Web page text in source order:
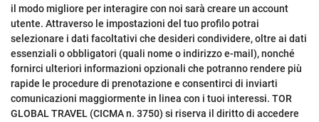
il modo migliore per interagire con noi sarà creare un account
utente. Attraverso le impostazioni del tuo profilo potrai
selezionare i dati facoltativi che desideri condividere, oltre ai dati
essenziali o obbligatori (quali nome o indirizzo e-mail), nonché
fornirci ulteriori informazioni opzionali che potranno rendere più
rapide le procedure di prenotazione e consentirci di inviarti
comunicazioni maggiormente in linea con i tuoi interessi. TOR
GLOBAL TRAVEL (CICMA n. 3750) si riserva il diritto di accedere